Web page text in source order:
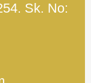
Sk. No: